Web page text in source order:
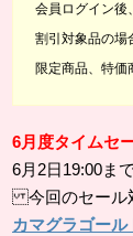
会員ログイン後
割引対象品の場
限定商品、特価
6月度タイムセ
6月2日19:00ま
今回のセール
カマグラゴール